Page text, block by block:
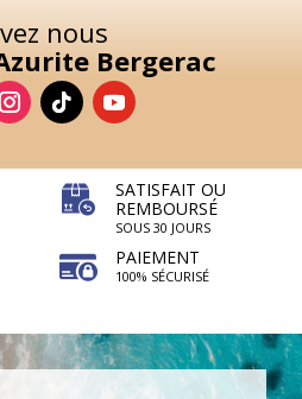
nous
Bergerac
SATISFAIT OU
REMBOURSÉ
SOUS 30 JOURS
PAIEMENT
100% SÉCURISÉ